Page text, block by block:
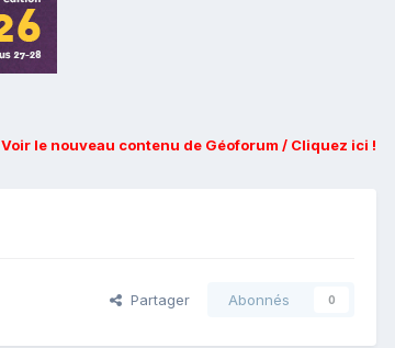
Voir le nouveau contenu de Géoforum / Cliquez ici !
Partager Abonnés 0